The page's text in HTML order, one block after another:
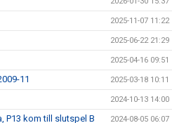
2025-11-07 11:22
2025-06-22 21:29
2025-04-16 09:51
11 2025-03-18 10:11
2024-10-13 14:00
P13 kom till slutspel B 2024-08-05 06:07